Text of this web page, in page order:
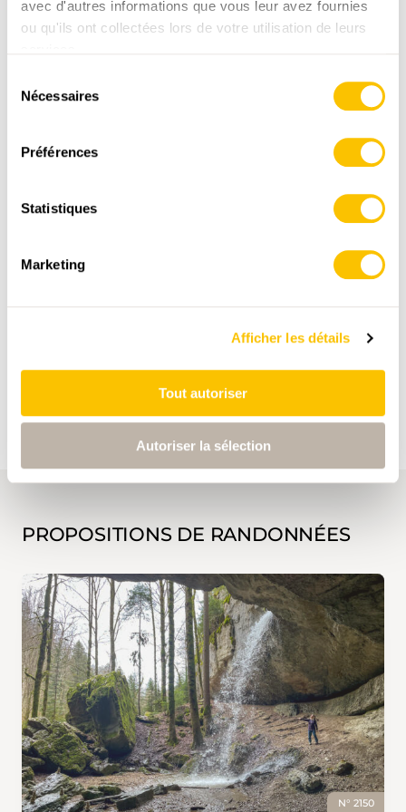
avec d'autres informations que vous leur avez fournies
ou qu'ils ont collectées lors de votre utilisation de leurs
Nécessaires
Préférences
Statistiques
Marketing
Afficher les détails
Tout autoriser
Autoriser la sélection
0:37
0:37
PROPOSITIONS DE RANDONNÉES
N° 2150